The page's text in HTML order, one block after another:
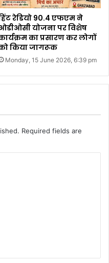
रेडियो 90.4 एफएम ने
योजना पर विशेष
का प्रसारण कर लोगों
किया जागरूक
Monday, 15 June 2026, 6:39 pm
Required fields are